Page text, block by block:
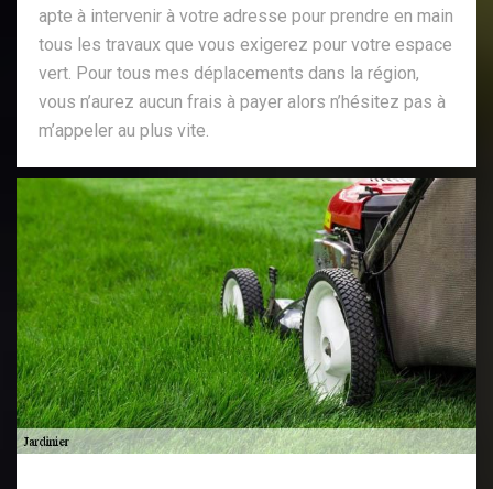
apte à intervenir à votre adresse pour prendre en main
tous les travaux que vous exigerez pour votre espace
vert. Pour tous mes déplacements dans la région,
vous n’aurez aucun frais à payer alors n’hésitez pas à
m’appeler au plus vite.